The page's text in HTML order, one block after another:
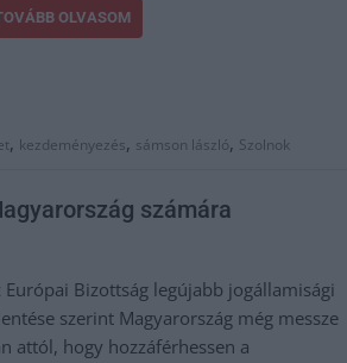
OLVASOM
, kezdeményezés, sámson lászló, Szolnok
számára
Európai Bizottság legújabb jogállamisági
szerint Magyarország még messze
attól, hogy hozzáférhessen a